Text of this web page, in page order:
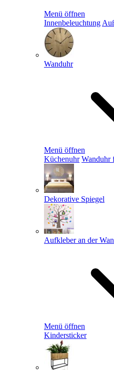
Menü öffnen
Innenbeleuchtung
Wanduhr
Menü öffnen
Küchenuhr Wanduhr
Dekorative Spiegel
Aufkleber an der
Menü öffnen
Kindersticker